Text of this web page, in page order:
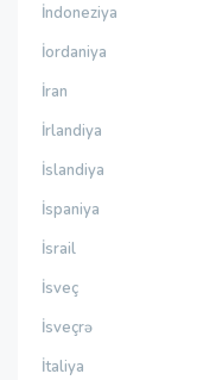
İndoneziya
İordaniya
İran
İrlandiya
İslandiya
İspaniya
İsrail
İsveç
İsveçrə
İtaliya